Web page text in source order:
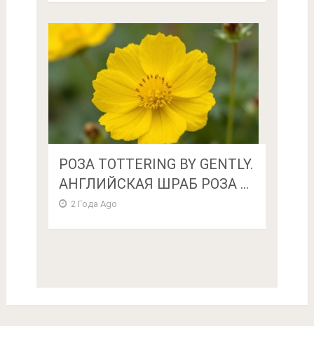
РОЗА TOTTERING BY GENTLY.
АНГЛИЙСКАЯ ШРАБ РОЗА ...
2 Года Ago